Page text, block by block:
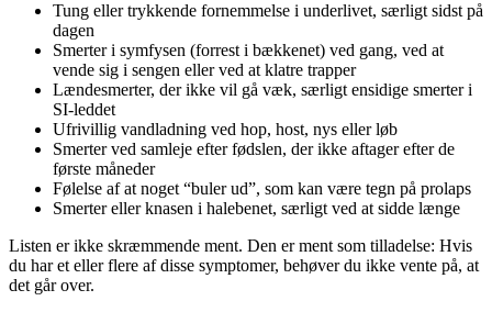
Tung eller trykkende fornemmelse i underlivet, særligt sidst på
dagen
Smerter i symfysen (forrest i bækkenet) ved gang, ved at
vende sig i sengen eller ved at klatre trapper
Lændesmerter, der ikke vil gå væk, særligt ensidige smerter i
SI-leddet
Ufrivillig vandladning ved hop, host, nys eller løb
Smerter ved samleje efter fødslen, der ikke aftager efter de
første måneder
Følelse af at noget “buler ud”, som kan være tegn på prolaps
Smerter eller knasen i halebenet, særligt ved at sidde længe
Listen er ikke skræmmende ment. Den er ment som tilladelse: Hvis
du har et eller flere af disse symptomer, behøver du ikke vente på, at
det går over.